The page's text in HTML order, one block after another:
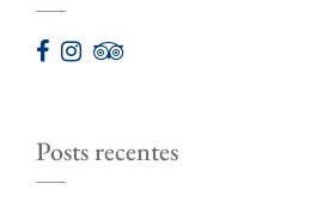
Posts recentes